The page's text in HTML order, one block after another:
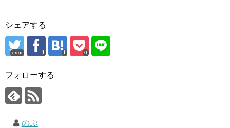
シェアする
error 0
フォローする
のぶ